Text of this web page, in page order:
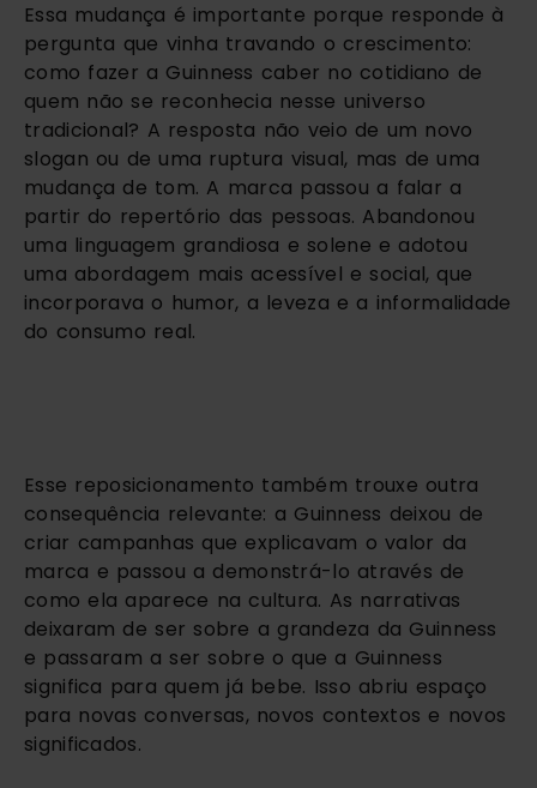
Essa mudança é importante porque responde à
pergunta que vinha travando o crescimento:
como fazer a Guinness caber no cotidiano de
quem não se reconhecia nesse universo
tradicional? A resposta não veio de um novo
slogan ou de uma ruptura visual, mas de uma
mudança de tom. A marca passou a falar a
partir do repertório das pessoas. Abandonou
uma linguagem grandiosa e solene e adotou
uma abordagem mais acessível e social, que
incorporava o humor, a leveza e a informalidade
do consumo real.
Esse reposicionamento também trouxe outra
consequência relevante: a Guinness deixou de
criar campanhas que explicavam o valor da
marca e passou a demonstrá-lo através de
como ela aparece na cultura. As narrativas
deixaram de ser sobre a grandeza da Guinness
e passaram a ser sobre o que a Guinness
significa para quem já bebe. Isso abriu espaço
para novas conversas, novos contextos e novos
significados.